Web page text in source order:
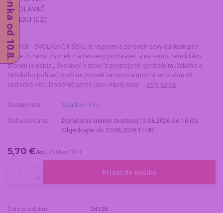
Zvonek – SVOLÁVAČ K SEXU je vtipným a zároveň sexy dárkem pro
muže, či ženu. Zvonek má červený podstavec a na samotném bílém
zvonku je nápis „ Svolávač k sexu “a propojené symboly mužského a
ženského pohlaví. Stačí na zvonek zazvonit a možná se budou dít
zázračné věci. Doporučujeme jako vtipný sexy ... celý popis
Dostupnosť
Skladom 3 ks
Doba dodania
Doručenie (mimo sviatkov) 12.08.2026 do 16:00. .
Objednajte do 10.08.2026 11:00.
5,70 €/ks4,63 €bez DPH
Pridať do košíka
Číslo produktu:
24126